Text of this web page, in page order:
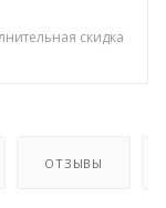
скидка
ОТЗЫВЫ